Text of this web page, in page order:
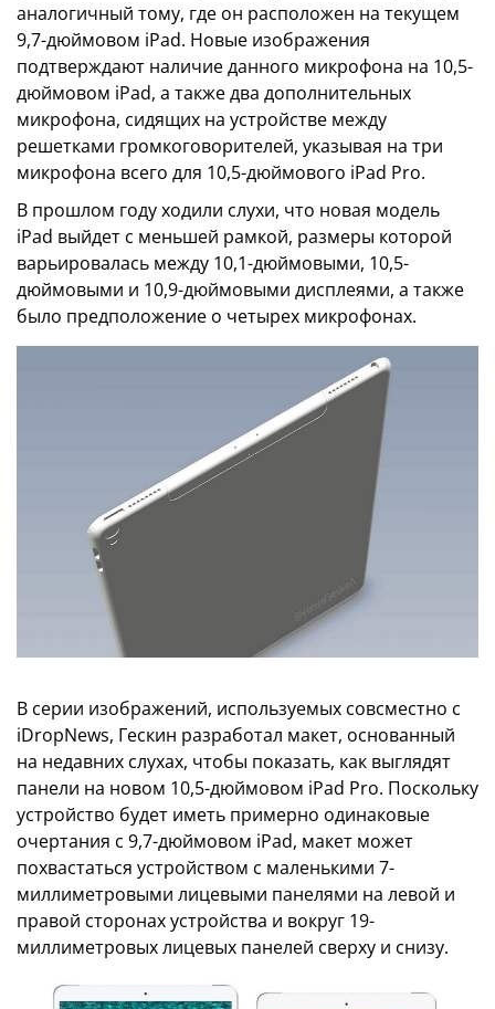
аналогичный тому, где он расположен на текущем
9,7-дюймовом iPad. Новые изображения
подтверждают наличие данного микрофона на 10,5-
дюймовом iPad, а также два дополнительных
микрофона, сидящих на устройстве между
решетками громкоговорителей, указывая на три
микрофона всего для 10,5-дюймового iPad Pro.
В прошлом году ходили слухи, что новая модель
iPad выйдет с меньшей рамкой, размеры которой
варьировалась между 10,1-дюймовыми, 10,5-
дюймовыми и 10,9-дюймовыми дисплеями, а также
было предположение о четырех микрофонах.
В серии изображений, используемых совсместно с
iDropNews, Гескин разработал макет, основанный
на недавних слухах, чтобы показать, как выглядят
панели на новом 10,5-дюймовом iPad Pro. Поскольку
устройство будет иметь примерно одинаковые
очертания с 9,7-дюймовом iPad, макет может
похвастаться устройством с маленькими 7-
миллиметровыми лицевыми панелями на левой и
правой сторонах устройства и вокруг 19-
миллиметровых лицевых панелей сверху и снизу.